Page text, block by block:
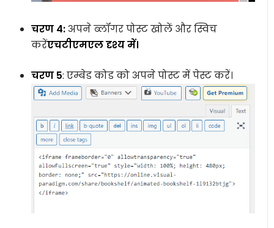
चरण 4:अपने ब्लॉगर पोस्ट खोलें और स्विच
करेंएचटीएमएल दृश्य में।
चरण 5: एम्बेड कोड को अपने पोस्ट में पेस्ट करें।